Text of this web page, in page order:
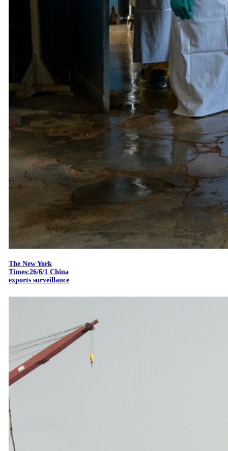
The New York
Times:26/6/1 China
exports surveillance